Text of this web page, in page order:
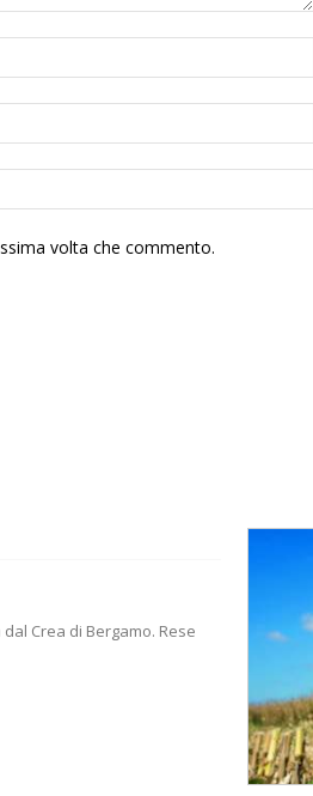
volta che commento.
Crea di Bergamo. Rese